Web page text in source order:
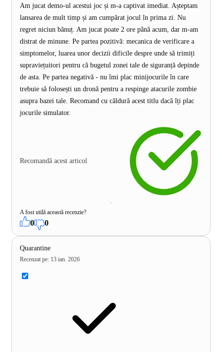
Am jucat demo-ul acestui joc și m-a captivat imediat. Așteptam
lansarea de mult timp și am cumpărat jocul în prima zi. Nu
regret niciun bănuț. Am jucat poate 2 ore până acum, dar m-am
distrat de minune. Pe partea pozitivă: mecanica de verificare a
simptomelor, luarea unor decizii dificile despre unde să trimiți
supraviețuitori pentru că bugetul zonei tale de siguranță depinde
de asta. Pe partea negativă - nu îmi plac minijocurile în care
trebuie să folosești un dronă pentru a respinge atacurile zombie
asupra bazei tale. Recomand cu căldură acest titlu dacă îți plac
jocurile simulator.
Recomandă acest articol
A fost utilă această recenzie?
0 0
Quarantine
Recenzat pe: 13 ian. 2026